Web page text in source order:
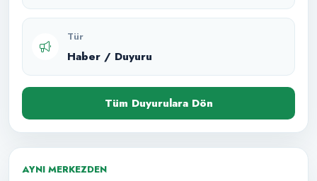
Tür
Haber / Duyuru
Tüm Duyurulara Dön
AYNI MERKEZDEN